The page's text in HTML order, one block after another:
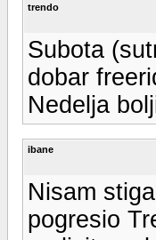
trendo
Subota
dobar
Nedelja
ibane
Nisam
pogresio